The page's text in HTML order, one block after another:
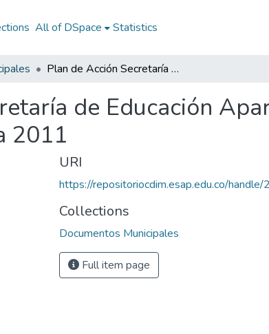
All of DSpace Statistics
Plan de Acción Secretaría de Educación Apartadó Antioquia 2011: PASE Apartadó Antioquia 2011
de Educación
2011
URI
https://repositoriocdim.esap.edu.co/
Collections
Documentos Municipales
Full item page